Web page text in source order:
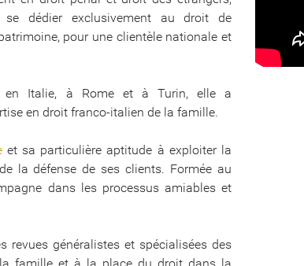
dédier exclusivement au droit de
pour une clientèle nationale et
en Italie, à Rome et à Turin, elle a
en droit franco-italien de la famille.
et sa particulière aptitude à exploiter la
la défense de ses clients. Formée au
dans les processus amiables et
revues généralistes et spécialisées des